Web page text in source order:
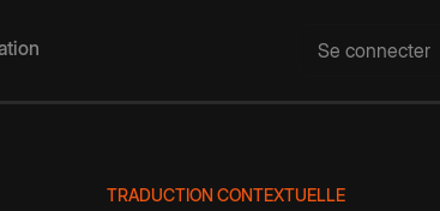
Se connecter
TRADUCTION CONTEXTUELLE